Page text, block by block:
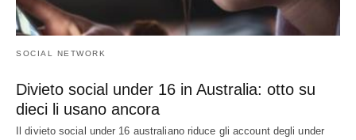
SOCIAL NETWORK
Divieto social under 16 in Australia: otto su
dieci li usano ancora
Il divieto social under 16 australiano riduce gli account degli under